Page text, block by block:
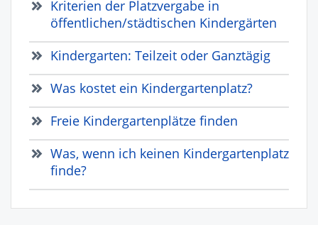
Kriterien der Platzvergabe in
öffentlichen/städtischen Kindergärten
Kindergarten: Teilzeit oder Ganztägig
Was kostet ein Kindergartenplatz?
Freie Kindergartenplätze finden
Was, wenn ich keinen Kindergartenplatz
finde?